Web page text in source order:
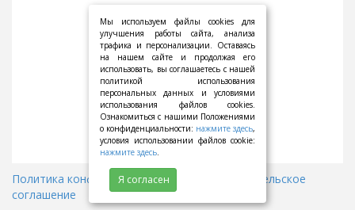
Политика конфиденциальности
Пользовательское
соглашение
Мы используем файлы cookies для
улучшения работы сайта, анализа
трафика и персонализации. Оставаясь
на нашем сайте и продолжая его
использовать, вы соглашаетесь с нашей
политикой использования
персональных данных и условиями
использования файлов cookies.
Ознакомиться с нашими Положениями
о конфиденциальности: нажмите здесь,
условия использовании файлов cookie:
нажмите здесь.
Я согласен